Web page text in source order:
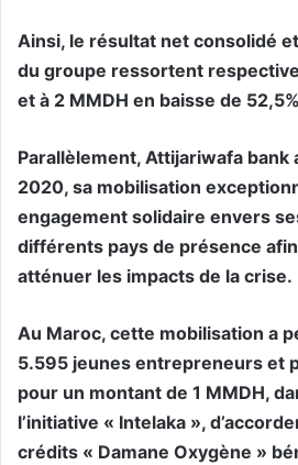
Ainsi, le résultat net consolidé
du groupe ressortent
et à 2 MMDH en baisse de
Parallèlement, Attijariwafa bank
2020, sa mobilisation
engagement solidaire envers
différents pays de présence
atténuer les impacts de la crise.
Au Maroc, cette mobilisation a
5.595 jeunes entrepreneurs et
pour un montant de 1 MMDH,
l’initiative « Intelaka »,
crédits « Damane Oxygène »